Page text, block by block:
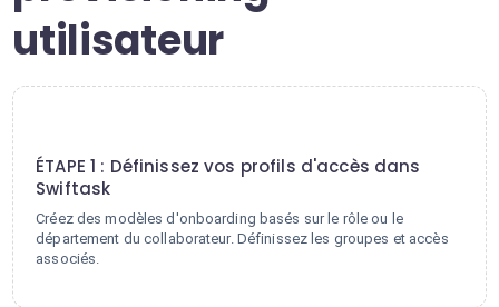
utilisateur
ÉTAPE 1 : Définissez vos profils d'accès dans
Swiftask
Créez des modèles d'onboarding basés sur le rôle ou le
département du collaborateur. Définissez les groupes et accès
associés.